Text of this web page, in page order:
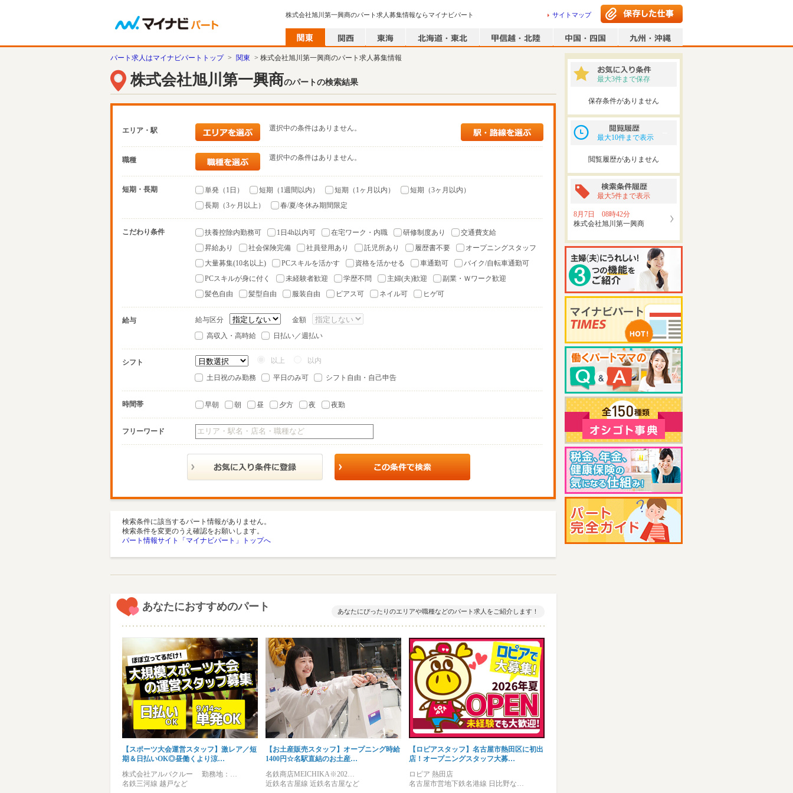
株式会社旭川第一興商のパート求人募集情報ならマイナビパート サイトマップ
パート求人はマイナビパートトップ > 関東 > 株式会社旭川第一興商のパート求人募集情報
株式会社旭川第一興商のパートの検索結果
エリア・駅 選択中の条件はありません。
職種 選択中の条件はありません。
短期・長期 単発（1日） 短期（1週間以内） 短期（1ヶ月以内）
短期（3ヶ月以内）
長期（3ヶ月以上）
春/夏/冬休み期間限定
こだわり条件 扶養控除内勤務可 1日4h以内可 在宅ワーク・内職 研修制度あり
交通費支給
昇給あり
社会保険完備 社員登用あり 託児所あり 履歴書不要
オープニングスタッフ
大量募集(10名以上)
PCスキルを活かす 資格を活かせる 車通勤可
バイク/自転車通勤可
PCスキルが身に付く
未経験者歓迎 学歴不問 主婦(夫)歓迎
副業・Ｗワーク歓迎
髪色自由
髪型自由 服装自由 ピアス可 ネイル可 ヒゲ可
給与 給与区分
金額
高収入・高時給
日払い／週払い
シフト 以上 以内
土日祝のみ勤務 平日のみ可 シフト自由・自己申告
時間帯 早朝 朝 昼 夕方 夜 夜勤
フリーワード
検索条件に該当するパート情報がありません。
検索条件を変更のうえ確認をお願いします。
パート情報サイト「マイナビパート」トップへ
あなたにおすすめのパート あなたにぴったりのエリアや職種などのパート求人をご紹介します！
【スポーツ大会運営スタッフ】激レア／短
期＆日払いOK◎昼働くより涼…
株式会社アルバクルー 勤務地：…
名鉄三河線 越戸など
【お土産販売スタッフ】オープニング時給
1400円☆名駅直結のお土産…
名鉄商店MEICHIKA※202…
近鉄名古屋線 近鉄名古屋など
【ロピアスタッフ】名古屋市熱田区に初出
店！オープニングスタッフ大募…
ロピア 熱田店
名古屋市営地下鉄名港線 日比野な…
最大3件まで保存
保存条件がありません
最大10件まで表示
閲覧履歴がありません
最大5件まで表示
8月7日 08時42分
株式会社旭川第一興商